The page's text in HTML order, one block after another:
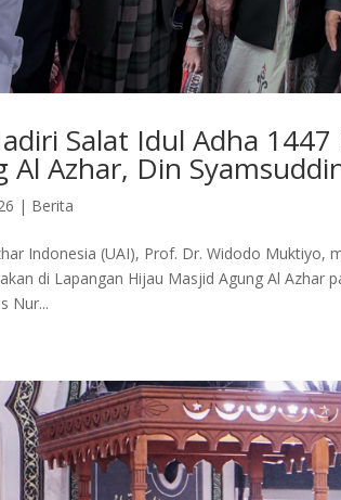
Salat Idul Adha
Al Azhar, Din
| Berita
Indonesia (UAI), Prof. Dr. Widodo Muktiyo,
di Lapangan Hijau Masjid Agung Al Azhar
Nur...